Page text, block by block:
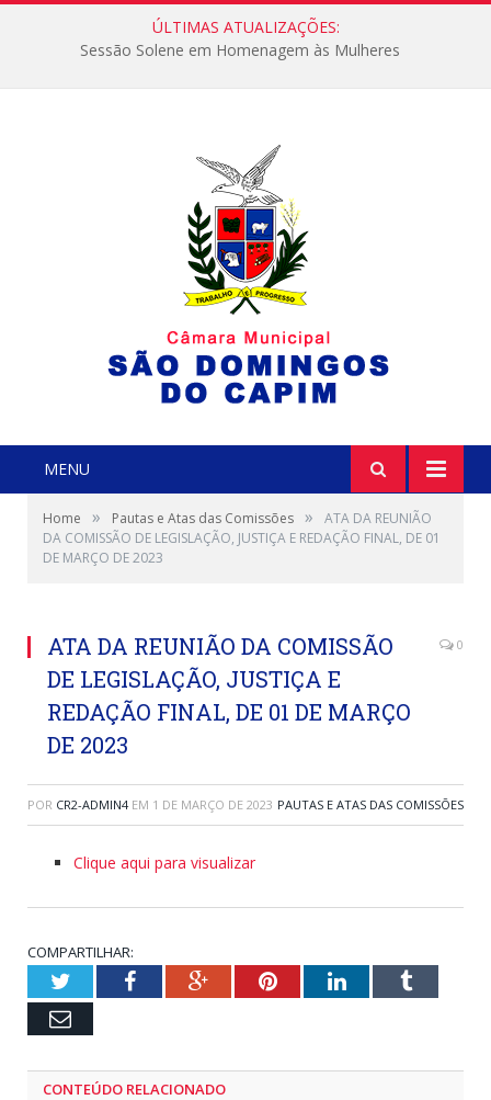
ÚLTIMAS ATUALIZAÇÕES:
Sessão Solene em Homenagem às Mulheres
MENU
Home » Pautas e Atas das Comissões »
ATA DA REUNIÃO
DA COMISSÃO DE LEGISLAÇÃO, JUSTIÇA E REDAÇÃO FINAL, DE 01
DE MARÇO DE 2023
ATA DA REUNIÃO DA COMISSÃO
DE LEGISLAÇÃO, JUSTIÇA E
REDAÇÃO FINAL, DE 01 DE MARÇO
DE 2023
0
POR CR2-ADMIN4 EM 1 DE MARÇO DE 2023 PAUTAS E ATAS DAS COMISSÕES
Clique aqui para visualizar
COMPARTILHAR:
TwitterFacebookGoogle+PinterestLinkedInTumblr
Email
CONTEÚDO RELACIONADO